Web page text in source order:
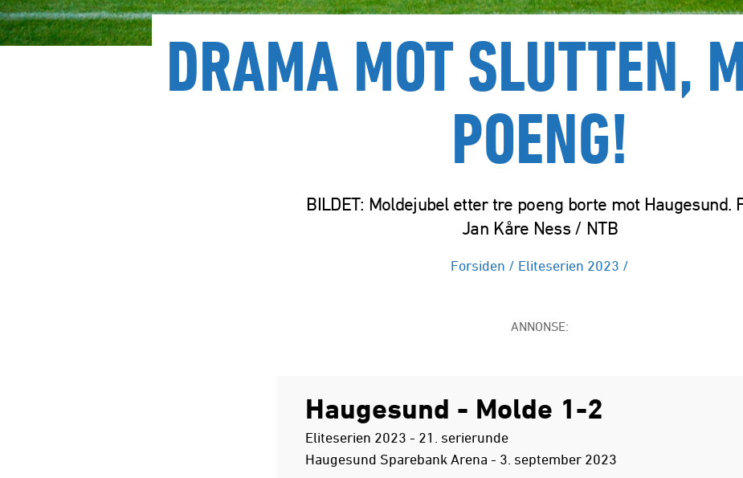
DRAMA MOT SLUTTEN,
POENG!
BILDET: Moldejubel etter tre poeng borte mot Haugesund.
Jan Kåre Ness / NTB
Forsiden / Eliteserien 2023 /
ANNONSE:
Haugesund - Molde 1-2
Eliteserien 2023 - 21. serierunde
Haugesund Sparebank Arena - 3. september 2023